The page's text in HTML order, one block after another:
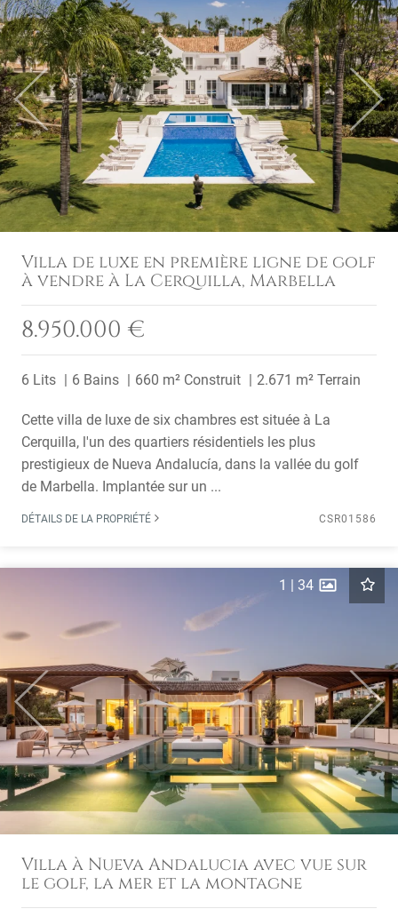
Previous Next
Villa de luxe en première ligne de golf
à vendre à La Cerquilla, Marbella
8.950.000 €
6 Lits 6 Bains 660 m² Construit 2.671 m² Terrain
Cette villa de luxe de six chambres est située à La
Cerquilla, l'un des quartiers résidentiels les plus
prestigieux de Nueva Andalucía, dans la vallée du golf
de Marbella. Implantée sur un ...
DÉTAILS DE LA PROPRIÉTÉ CSR01586
Previous Next
1 | 34
Villa à Nueva Andalucia avec vue sur
le golf, la mer et la montagne